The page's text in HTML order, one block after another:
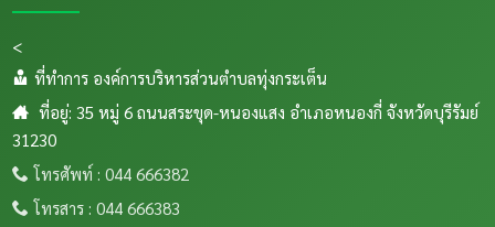
<
ที่ทำการ องค์การบริหารส่วนตำบลทุ่งกระเต็น
ที่อยู่: 35 หมู่ 6 ถนนสระขุด-หนองแสง อำเภอหนองกี่ จังหวัดบุรีรัมย์
31230
โทรศัพท์ : 044 666382
โทรสาร : 044 666383